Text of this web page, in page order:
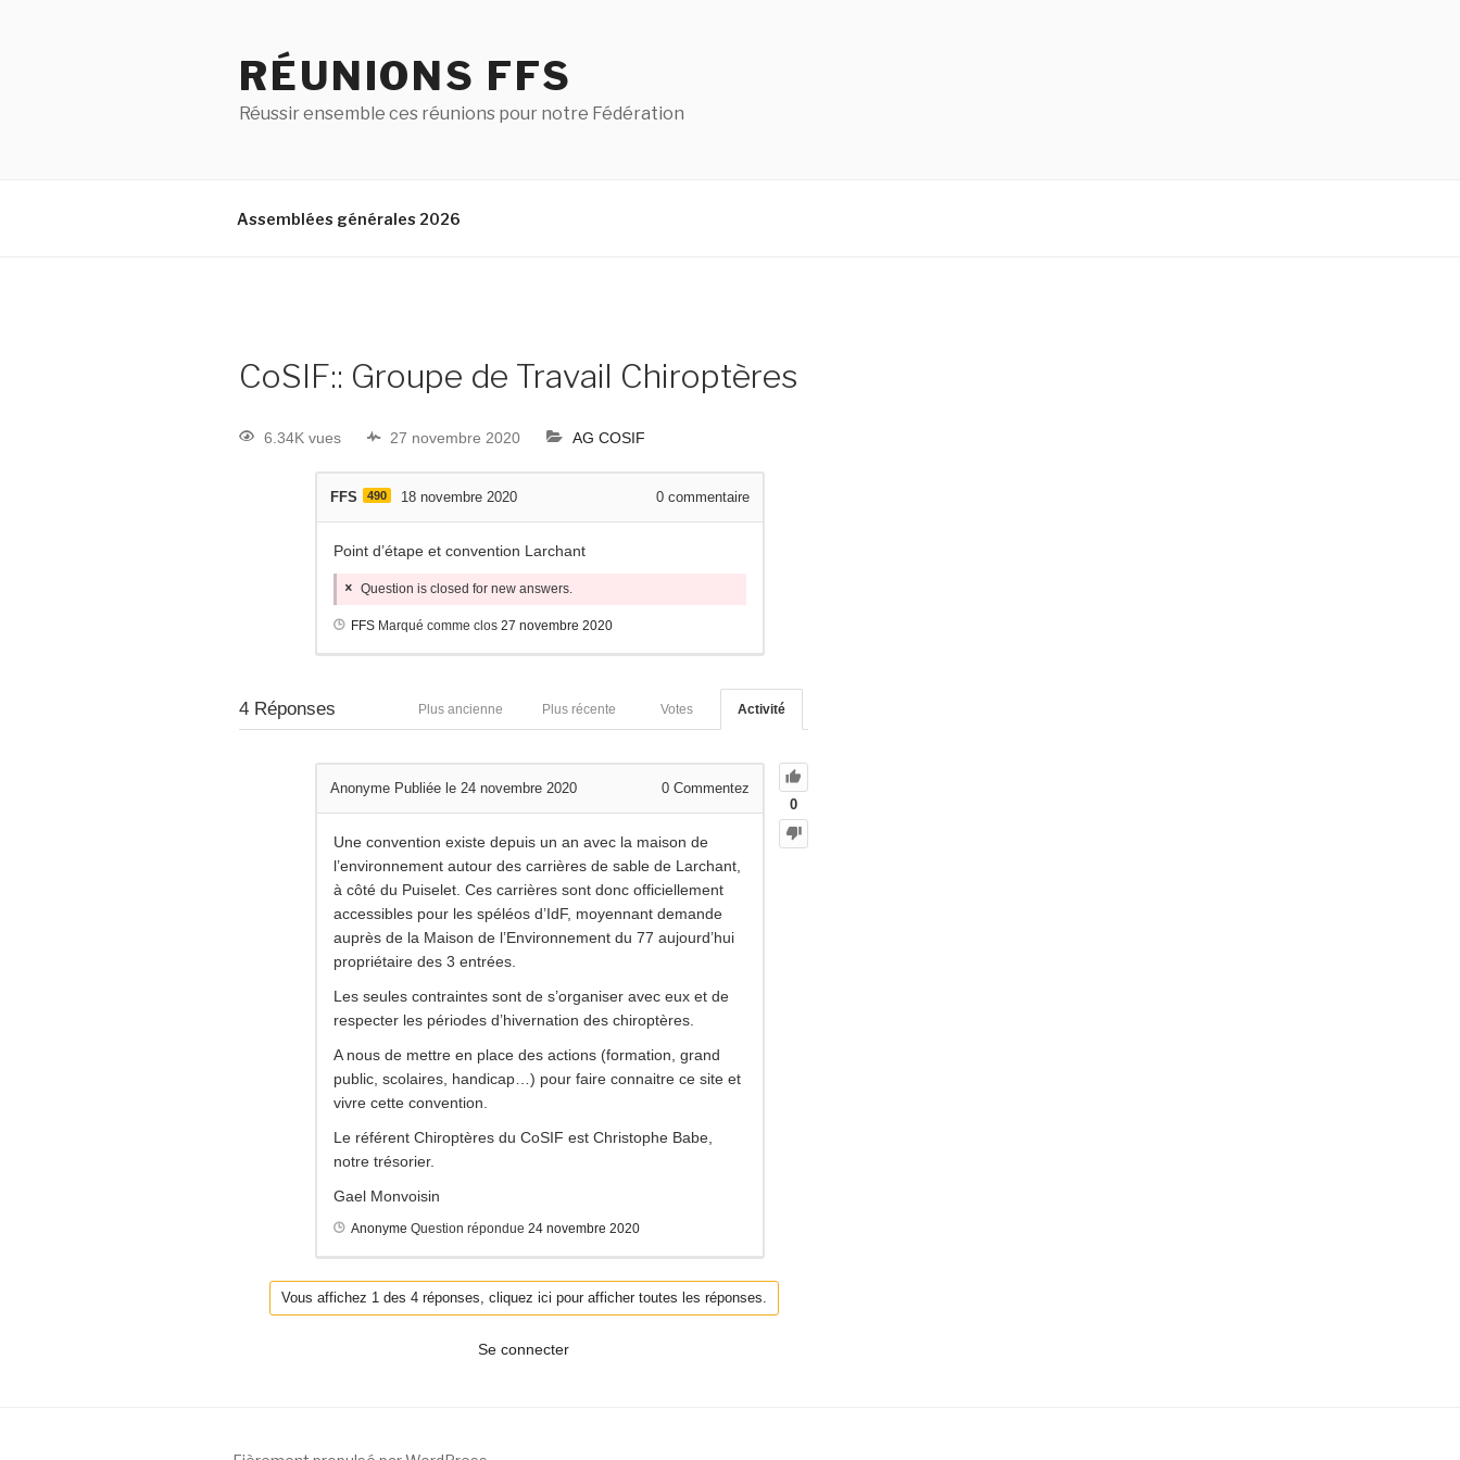
RÉUNIONS FFS
Réussir ensemble ces réunions pour notre Fédération
Assemblées générales 2026
CoSIF:: Groupe de Travail Chiroptères
6.34K vues 27 novembre 2020 AG COSIF
FFS 490 18 novembre 2020 0 commentaire
Point d’étape et convention Larchant
Question is closed for new answers.
FFS Marqué comme clos 27 novembre 2020
4 Réponses Activité
Votes
Plus récente
Plus ancienne
0
Anonyme Publiée le 24 novembre 2020 0 Commentez
Une convention existe depuis un an avec la maison de
l’environnement autour des carrières de sable de Larchant,
à côté du Puiselet. Ces carrières sont donc officiellement
accessibles pour les spéléos d’IdF, moyennant demande
auprès de la Maison de l’Environnement du 77 aujourd’hui
propriétaire des 3 entrées.
Les seules contraintes sont de s’organiser avec eux et de
respecter les périodes d’hivernation des chiroptères.
A nous de mettre en place des actions (formation, grand
public, scolaires, handicap…) pour faire connaitre ce site et
vivre cette convention.
Le référent Chiroptères du CoSIF est Christophe Babe,
notre trésorier.
Gael Monvoisin
Anonyme Question répondue 24 novembre 2020
Vous affichez 1 des 4 réponses, cliquez ici pour afficher toutes les réponses.
Se connecter